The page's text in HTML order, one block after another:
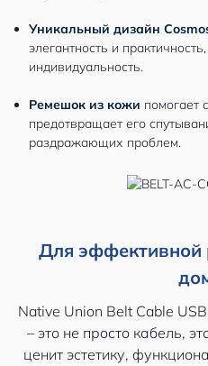
Уникальный дизайн
элегантность и
индивидуальность.
Ремешок из кожи помогает
предотвращает его
раздражающих проблем.
Для эффективной
Native Union Belt Cable
– это не просто кабель,
ценит эстетику,